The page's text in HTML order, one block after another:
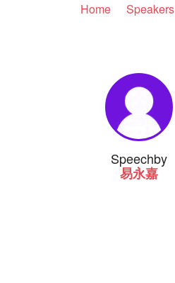
Home Speakers
Speechby
易永嘉